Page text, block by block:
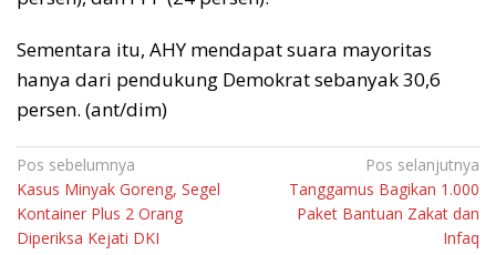
Sementara itu, AHY mendapat suara mayoritas
hanya dari pendukung Demokrat sebanyak 30,6
persen. (ant/dim)
Navigasi
pos
Pos sebelumnya
Kasus Minyak Goreng, Segel
Kontainer Plus 2 Orang
Diperiksa Kejati DKI
Pos selanjutnya
Tanggamus Bagikan 1.000
Paket Bantuan Zakat dan
Infaq